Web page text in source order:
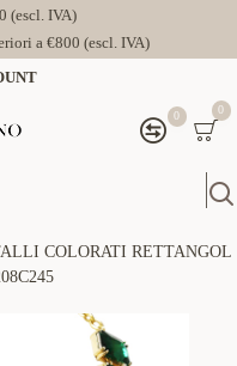
(escl. IVA)
a €800 (escl. IVA)
0 0
COLORATI RETTANGOL